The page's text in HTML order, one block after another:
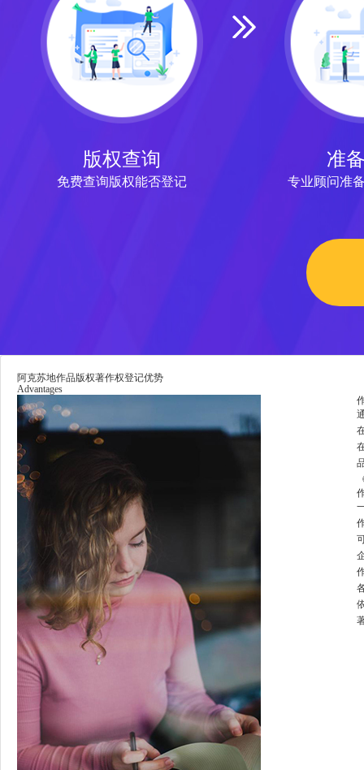
版权查询
免费查询版权能否登记
准
专业顾问准
阿克苏地作品版权著作权登记优势
Advantages